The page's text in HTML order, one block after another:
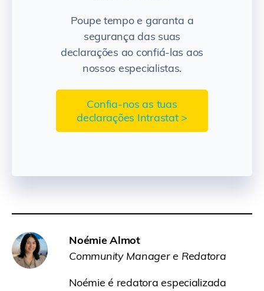
Poupe tempo e garanta a
segurança das suas
declarações ao confiá-las aos
nossos especialistas.
Confia-nos as tuas
declarações Intrastat >
Noémie Almot
Community Manager e Redatora
Noémie é redatora especializada